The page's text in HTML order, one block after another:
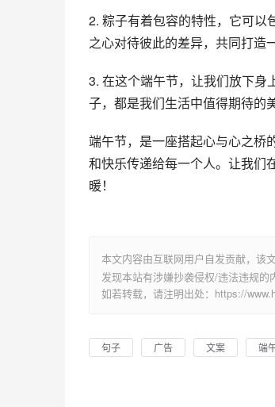
2. 粽子有着包容的特性，它可以
之心对待彼此的差异，共同打造
3. 在这个端午节，让我们放下身
子，都是我们生活中值得期待的
端午节，是一座搭起心与心之桥
和快乐传递给每一个人。让我们
暖！
本文内容由互联网用户自发贡献，该
发现本站有涉嫌抄袭侵权/违法违规的
如若转载，请注明出处：https://
句子 广告 文案 端